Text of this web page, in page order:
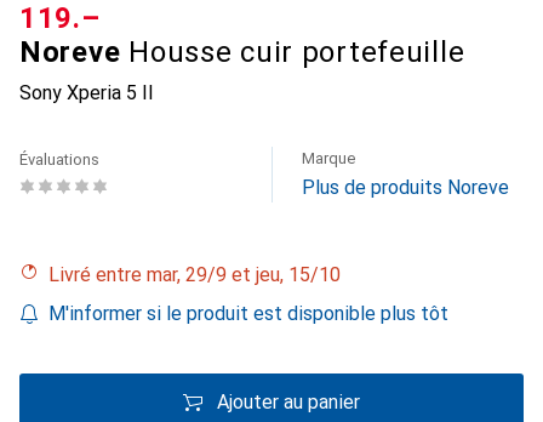
Noreve Housse cuir portefeuille
Sony Xperia 5 II
CHF
119.–
Évaluations Marque
Plus de produits Noreve
Livré entre mar, 29/9 et jeu, 15/10
M'informer si le produit est disponible plus tôt
Ajouter au panier